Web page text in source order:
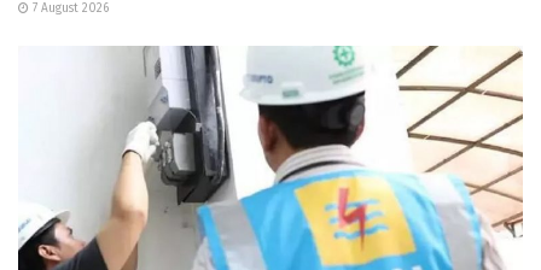
7 August 2026